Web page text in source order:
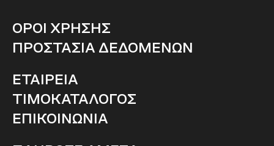
ΟΡΟΙ ΧΡΗΣΗΣ
ΠΡΟΣΤΑΣΙΑ ΔΕΔΟΜΕΝΩΝ
ΕΤΑΙΡΕΙΑ
ΤΙΜΟΚΑΤΑΛΟΓΟΣ
ΕΠΙΚΟΙΝΩΝΙΑ